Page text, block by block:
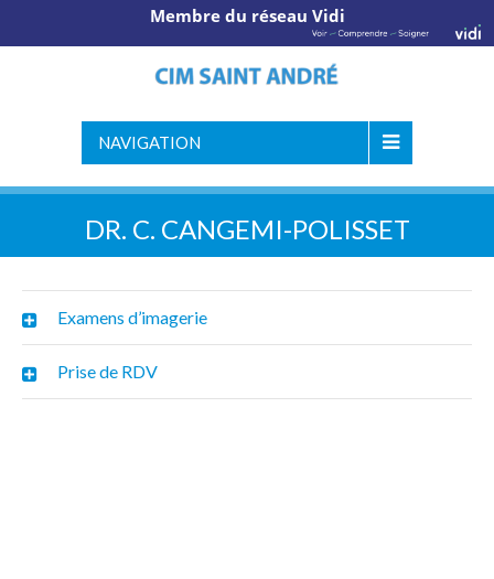
Membre du réseau Vidi
NAVIGATION
DR. C. CANGEMI-POLISSET
Examens d’imagerie
Prise de RDV